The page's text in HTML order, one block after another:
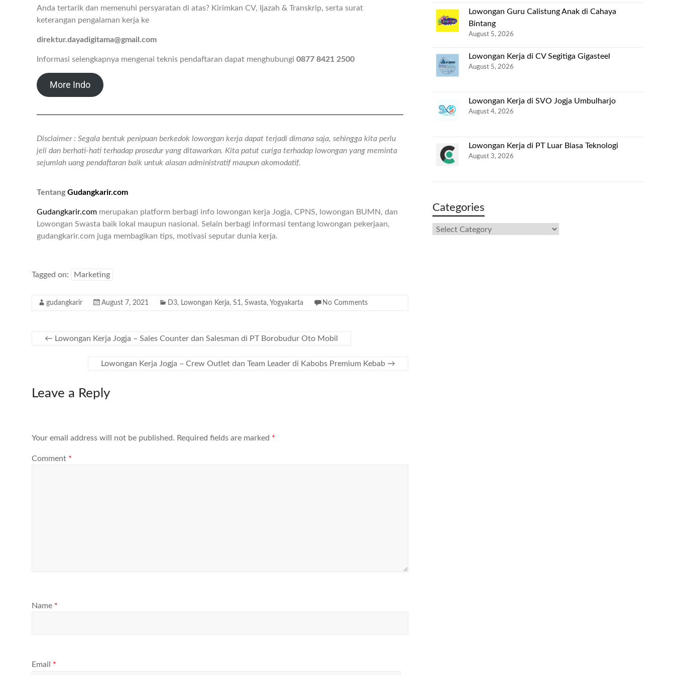
Anda tertarik dan memenuhi persyaratan di atas? Kirimkan CV, Ijazah & Transkrip, serta surat
keterangan pengalaman kerja ke
direktur.dayadigitama@gmail.com
Informasi selengkapnya mengenai teknis pendaftaran dapat menghubungi 0877 8421 2500
More Indo
Disclaimer : Segala bentuk penipuan berkedok lowongan kerja dapat terjadi dimana saja, sehingga kita perlu
jeli dan berhati-hati terhadap prosedur yang ditawarkan. Kita patut curiga terhadap lowongan yang meminta
sejumlah uang pendaftaran baik untuk alasan administratif maupun akomodatif.
Tentang Gudangkarir.com
Gudangkarir.com merupakan platform berbagi info lowongan kerja Jogja, CPNS, lowongan BUMN, dan
Lowongan Swasta baik lokal maupun nasional. Selain berbagi informasi tentang lowongan pekerjaan,
gudangkarir.com juga membagikan tips, motivasi seputar dunia kerja.
Tagged on: Marketing
gudangkarir August 7, 2021 D3, Lowongan Kerja, S1, Swasta, Yogyakarta No Comments
← Lowongan Kerja Jogja – Sales Counter dan Salesman di PT Borobudur Oto Mobil
Lowongan Kerja Jogja – Crew Outlet dan Team Leader di Kabobs Premium Kebab →
Leave a Reply
Your email address will not be published. Required fields are marked *
Comment *
Name *
Email *
Lowongan Guru Calistung Anak di Cahaya
Bintang
August 5, 2026
Lowongan Kerja di CV Segitiga Gigasteel
August 5, 2026
Lowongan Kerja di SVO Jogja Umbulharjo
August 4, 2026
Lowongan Kerja di PT Luar Biasa Teknologi
August 3, 2026
Categories